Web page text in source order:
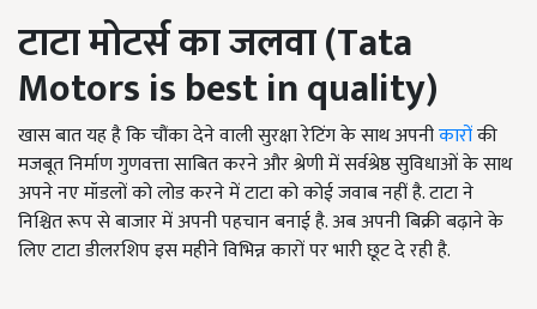
टाटा मोटर्स का जलवा (Tata
Motors is best in quality)
खास बात यह है कि चौंका देने वाली सुरक्षा रेटिंग के साथ अपनीकारोंकी
मजबूत निर्माण गुणवत्ता साबित करने और श्रेणी में सर्वश्रेष्ठ सुविधाओं के साथ
अपने नए मॉडलों को लोड करने में टाटा को कोई जवाब नहीं है. टाटा ने
निश्चित रूप से बाजार में अपनी पहचान बनाई है. अब अपनी बिक्री बढ़ाने के
लिए टाटा डीलरशिप इस महीने विभिन्न कारों पर भारी छूट दे रही है.